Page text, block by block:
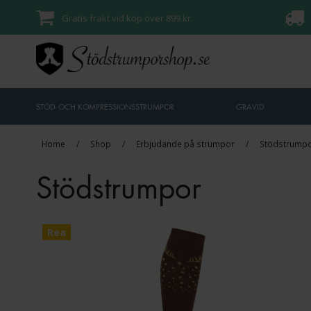
Gratis frakt vid köp över 899 kr.
STÖD- OCH KOMPRESSIONSSTRUMPOR GRAVID
Home / Shop / Erbjudande på strumpor /
Stödstrumpor
Rea